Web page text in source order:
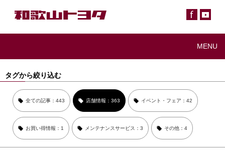
MENU
タグから絞り込む
全ての記事：443 店舗情報：363 イベント・フェア：42
お買い得情報：1 メンテナンスサービス：3 その他：4